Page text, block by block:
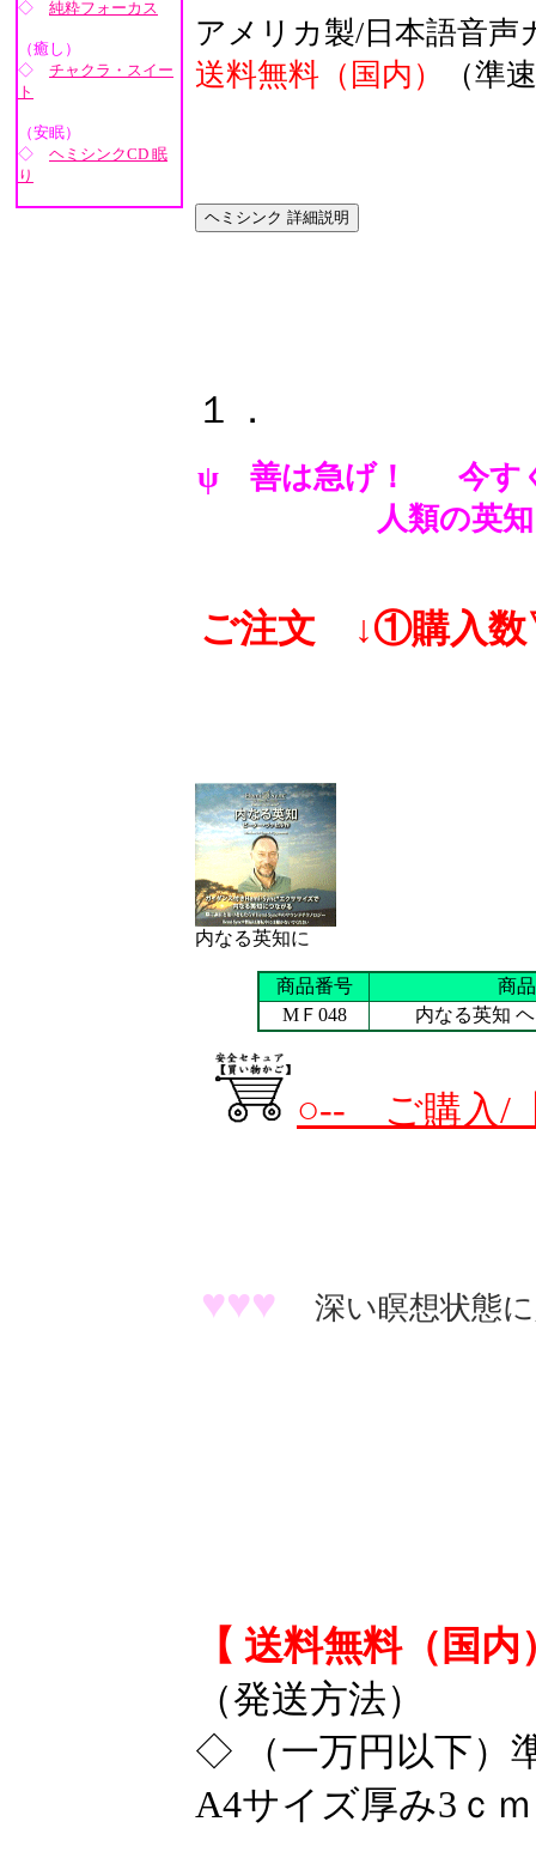
◇ 純粋フォーカス
（癒し）
◇ チャクラ・スイー
ト
（安眠）
◇ ヘミシンクCD 眠
り
アメリカ製/日本語音声
送料無料（国内）
（準
１．
ψ 善は急げ！
今す
人類の英
ご注文 ↓①購入数
内なる英知に
商品番号
商
MＦ048
内なる英知
○-- ご購入/
♥♥♥ 深い瞑想状態
【 送料無料（国内
（発送方法）
◇ （一万円以下）
A4サイズ厚み3ｃ